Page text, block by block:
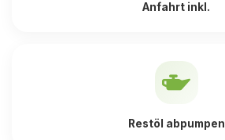
Anfahrt inkl.
Restöl abpumpen